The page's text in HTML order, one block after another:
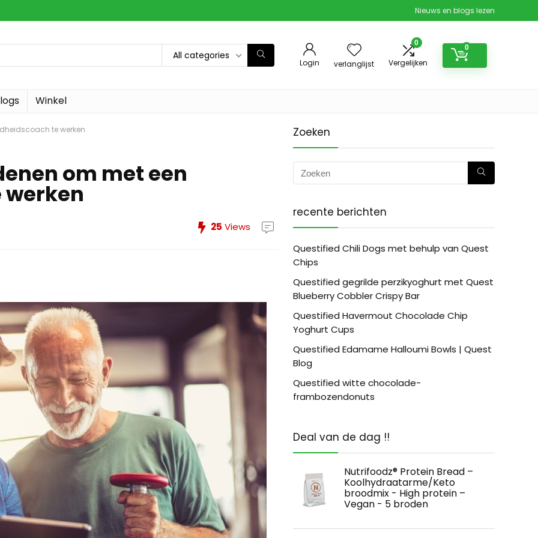
Nieuws en blogs lezen
All categories
Login verlanglijst
0
Vergelijken
0
Winkel
te werken
om met een
25 Views
Zoeken
recente berichten
Questified Chili Dogs met behulp van Quest
Chips
Questified gegrilde perzikyoghurt met Quest
Blueberry Cobbler Crispy Bar
Questified Havermout Chocolade Chip
Yoghurt Cups
Questified Edamame Halloumi Bowls | Quest
Blog
Questified witte chocolade-
frambozendonuts
Deal van de dag !!
Nutrifoodz® Protein Bread –
Koolhydraatarme/Keto
broodmix - High protein –
Vegan - 5 broden